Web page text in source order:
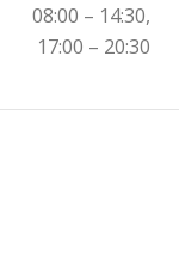
08:00 – 14:30,
17:00 – 20:30